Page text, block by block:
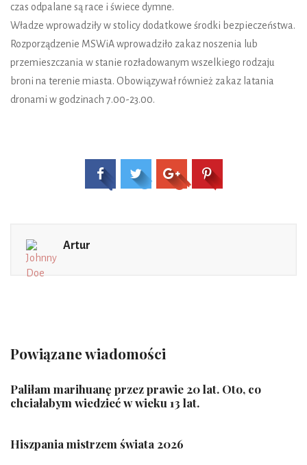
czas odpalane są race i świece dymne.
Władze wprowadziły w stolicy dodatkowe środki bezpieczeństwa.
Rozporządzenie MSWiA wprowadziło zakaz noszenia lub
przemieszczania w stanie rozładowanym wszelkiego rodzaju
broni na terenie miasta. Obowiązywał również zakaz latania
dronami w godzinach 7.00-23.00.
Artur
Powiązane wiadomości
Paliłam marihuanę przez prawie 20 lat. Oto, co
chciałabym wiedzieć w wieku 13 lat.
Hiszpania mistrzem świata 2026